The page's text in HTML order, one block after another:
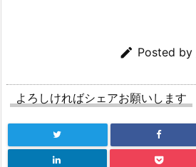
 Posted by
よろしければシェアお願いします